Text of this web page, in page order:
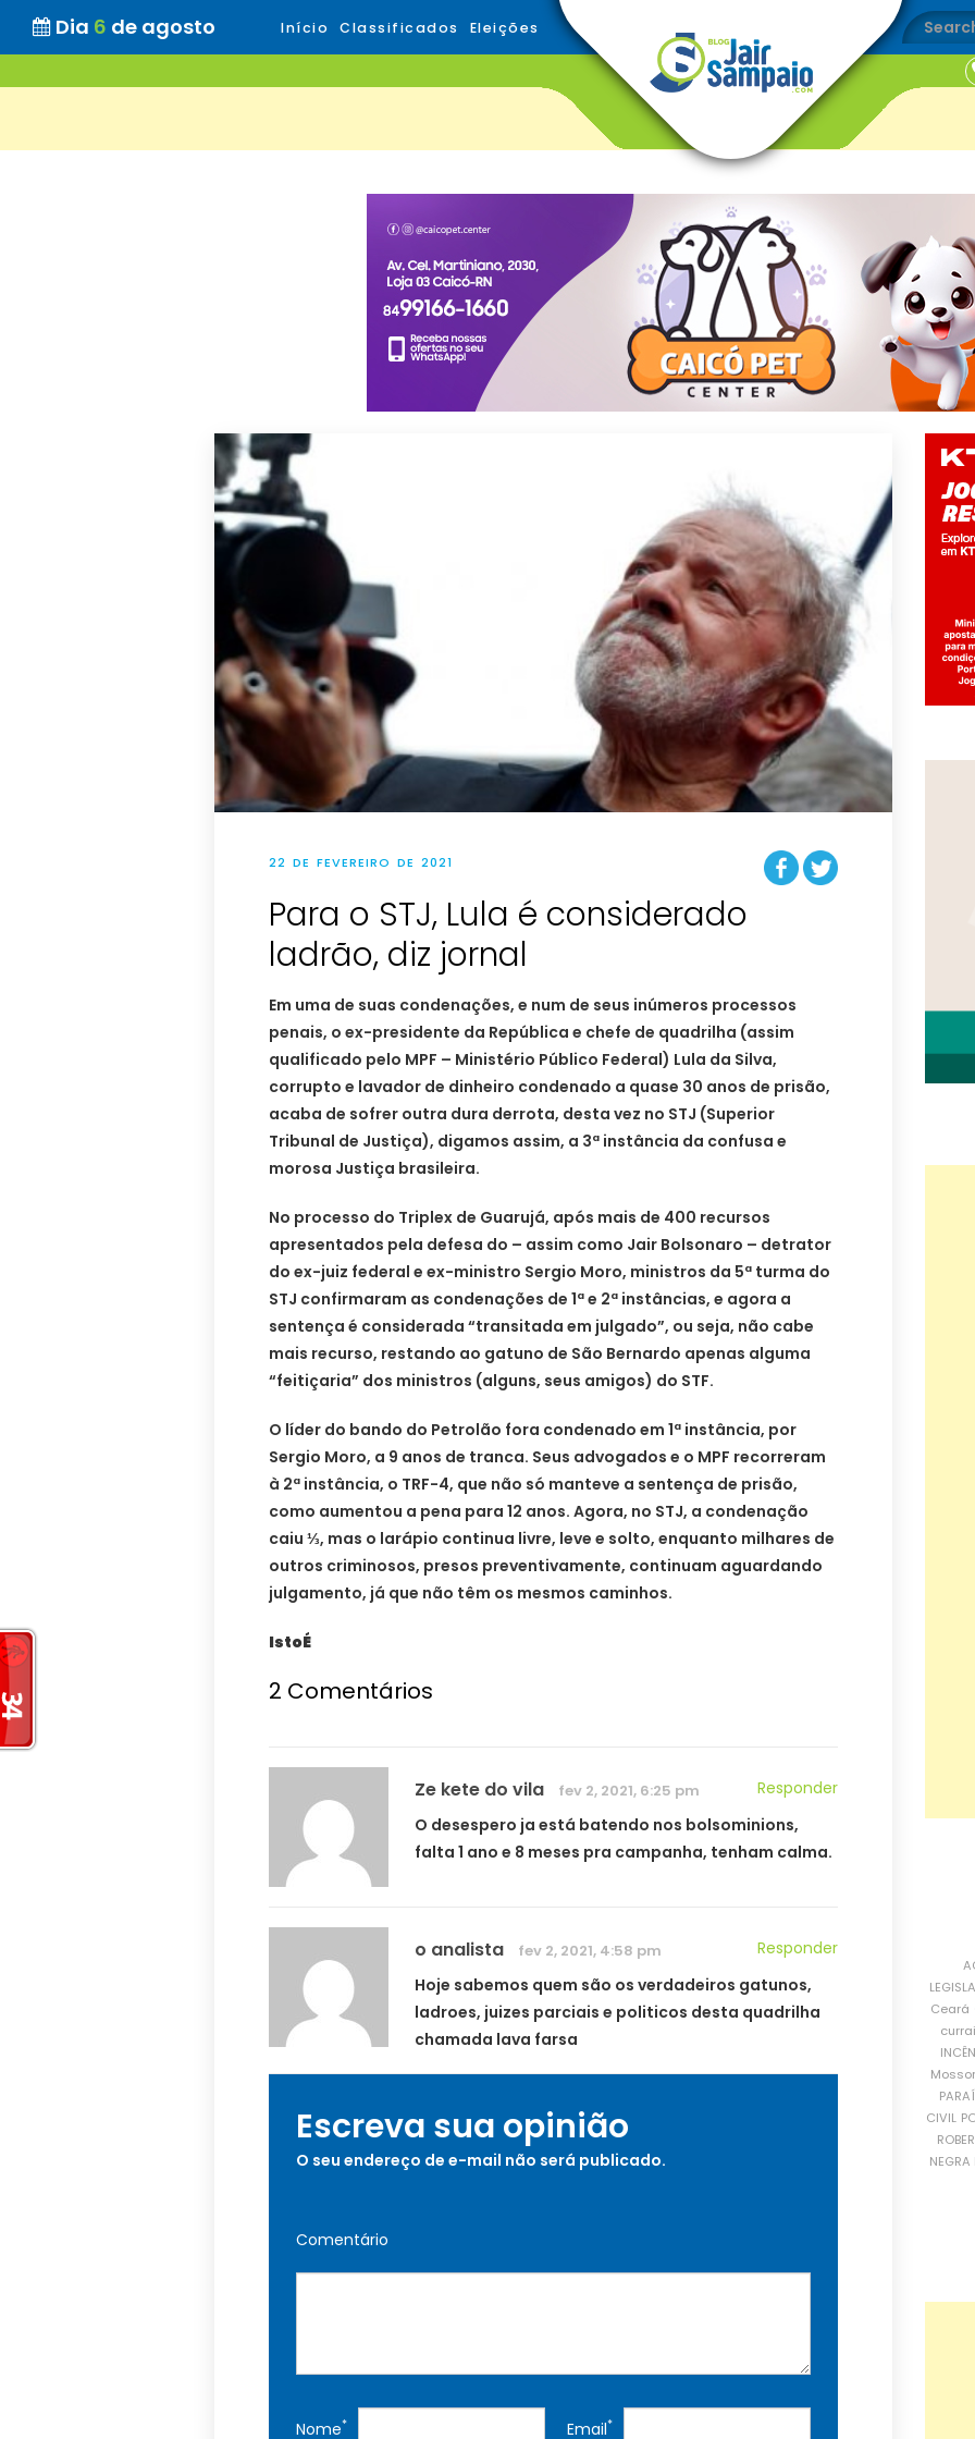
Dia 6 de agosto Início Classificados Eleições
22 DE FEVEREIRO DE 2021
Para o STJ, Lula é considerado
ladrão, diz jornal
Em uma de suas condenações, e num de seus inúmeros processos
penais, o ex-presidente da República e chefe de quadrilha (assim
qualificado pelo MPF – Ministério Público Federal) Lula da Silva,
corrupto e lavador de dinheiro condenado a quase 30 anos de prisão,
acaba de sofrer outra dura derrota, desta vez no STJ (Superior
Tribunal de Justiça), digamos assim, a 3ª instância da confusa e
morosa Justiça brasileira.
No processo do Triplex de Guarujá, após mais de 400 recursos
apresentados pela defesa do – assim como Jair Bolsonaro – detrator
do ex-juiz federal e ex-ministro Sergio Moro, ministros da 5ª turma do
STJ confirmaram as condenações de 1ª e 2ª instâncias, e agora a
sentença é considerada “transitada em julgado”, ou seja, não cabe
mais recurso, restando ao gatuno de São Bernardo apenas alguma
“feitiçaria” dos ministros (alguns, seus amigos) do STF.
O líder do bando do Petrolão fora condenado em 1ª instância, por
Sergio Moro, a 9 anos de tranca. Seus advogados e o MPF recorreram
à 2ª instância, o TRF-4, que não só manteve a sentença de prisão,
como aumentou a pena para 12 anos. Agora, no STJ, a condenação
caiu ⅓, mas o larápio continua livre, leve e solto, enquanto milhares de
outros criminosos, presos preventivamente, continuam aguardando
julgamento, já que não têm os mesmos caminhos.
IstoÉ
2 Comentários
Ze kete do vila fev 2, 2021, 6:25 pm
Responder
O desespero ja está batendo nos bolsominions,
falta 1 ano e 8 meses pra campanha, tenham calma.
o analista fev 2, 2021, 4:58 pm
Responder
Hoje sabemos quem são os verdadeiros gatunos,
ladroes, juizes parciais e politicos desta quadrilha
chamada lava farsa
Escreva sua opinião
O seu endereço de e-mail não será publicado.
Comentário
Nome* Email*
Ceará
CIVIL
NEGRA